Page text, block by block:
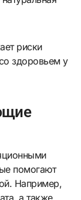
риски
здоровьем у
помогают
Например,
а также